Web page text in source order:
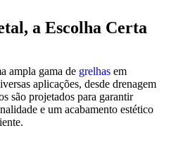
a Escolha Certa
ampla gama de grelhas em
aplicações, desde drenagem
são projetados para garantir
e um acabamento estético